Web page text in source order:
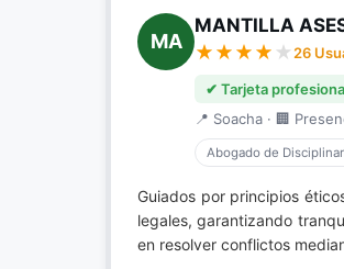
MA
MANTILLA
26
✔ Tarjeta
📍 Soacha · 🏢
Abogado de
Guiados por principios
legales, garantizando
en resolver conflictos